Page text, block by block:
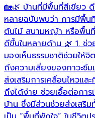
🏡🌿 บ้านที่มีพื้นที่สีเขียว
หลายฉบับพบว่า การมีพื้นที่
ต้นไม้ สนามหญ้า หรือพื้น
ดีขึ้นในหลายด้าน 🌿 1. ช่
มองเห็นธรรมชาติช่วยให้
ถึงความเสี่ยงของภาวะซึ
ส่งเสริมการเคลื่อนไหวแ
ถึงได้ง่าย ช่วยเอื้อต่อการ
บ้าน ซึ่งมีส่วนช่วยส่งเสริ